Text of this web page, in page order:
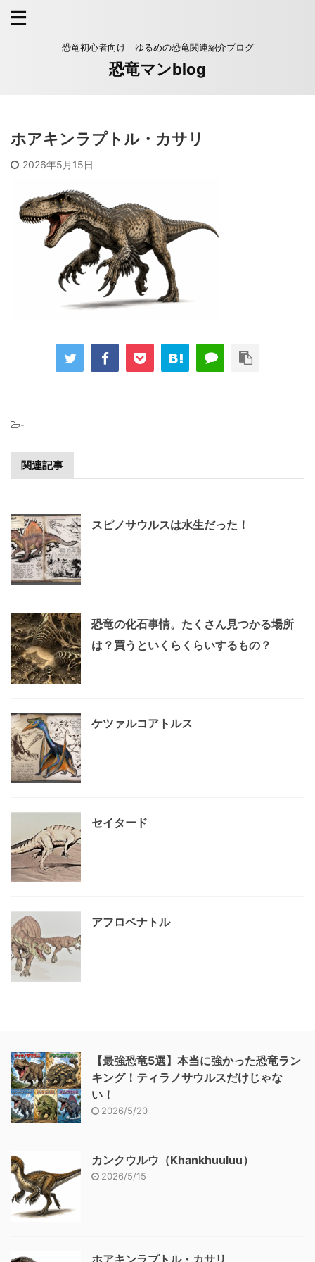
恐竜初心者向け ゆるめの恐竜関連紹介ブログ
恐竜マンblog
ホアキンラプトル・カサリ
2026年5月15日
-
関連記事
スピノサウルスは水生だった！
恐竜の化石事情。たくさん見つかる場所
は？買うといくらくらいするもの？
ケツァルコアトルス
セイタード
アフロベナトル
【最強恐竜5選】本当に強かった恐竜ラン
キング！ティラノサウルスだけじゃな
い！
2026/5/20
カンクウルウ（Khankhuuluu）
2026/5/15
ホアキンラプトル・カサリ